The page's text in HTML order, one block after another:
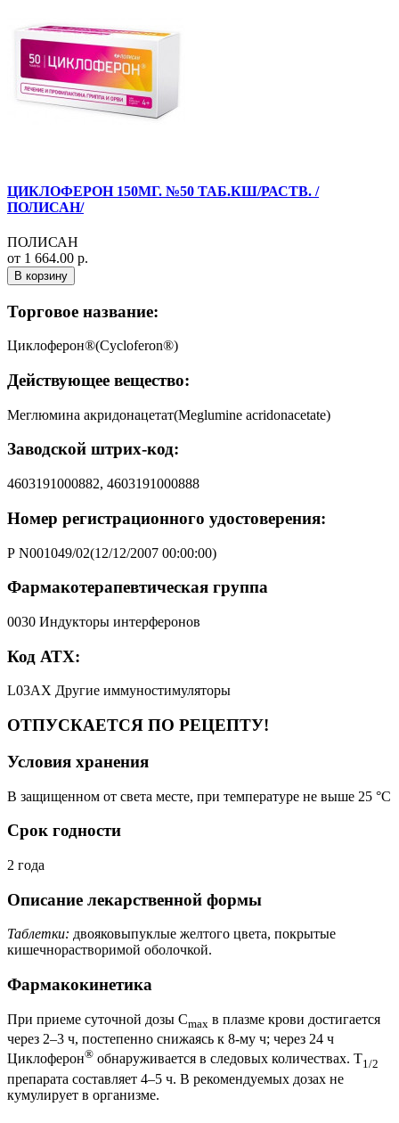
ЦИКЛОФЕРОН 150МГ. №50 ТАБ.КШ/РАСТВ. /
ПОЛИСАН/
ПОЛИСАН
от 1 664.00 р.
В корзину
Торговое название:
Циклоферон®(Cycloferon®)
Действующее вещество:
Меглюмина акридонацетат(Meglumine acridоnacetate)
Заводской штрих-код:
4603191000882, 4603191000888
Номер регистрационного удостоверения:
Р N001049/02(12/12/2007 00:00:00)
Фармакотерапевтическая группа
0030 Индукторы интерферонов
Код АТХ:
L03AX Другие иммуностимуляторы
ОТПУСКАЕТСЯ ПО РЕЦЕПТУ!
Условия хранения
В защищенном от света месте, при температуре не выше 25 °C
Срок годности
2 года
Описание лекарственной формы
Таблетки: двояковыпуклые желтого цвета, покрытые
кишечнорастворимой оболочкой.
Фармакокинетика
При приеме суточной дозы Cmax в плазме крови достигается
через 2–3 ч, постепенно снижаясь к 8-му ч; через 24 ч
Циклоферон® обнаруживается в следовых количествах. T1/2
препарата составляет 4–5 ч. В рекомендуемых дозах не
кумулирует в организме.